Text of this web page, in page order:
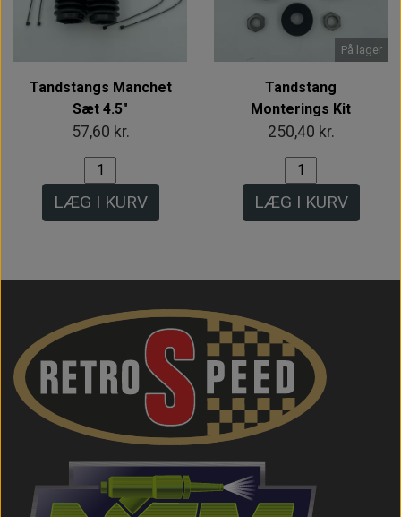
Tandstangs Manchet
Sæt 4.5"
57,60 kr.
LÆG I KURV
På lager
Tandstang
Monterings Kit
250,40 kr.
LÆG I KURV